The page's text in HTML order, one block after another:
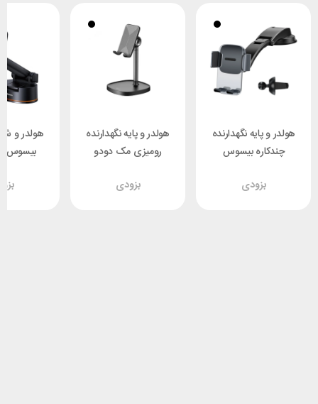
هولدر و پایه نگهدارنده
چندکاره بیسوس
Easy Control
بزودی
هولدر و پایه نگهدارنده
رومیزی مک دودو
بزودی
هولدر و